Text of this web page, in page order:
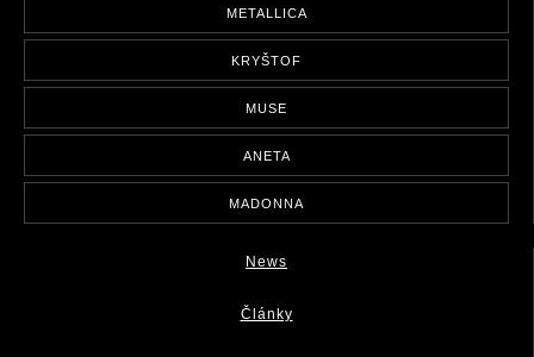
METALLICA
KRYŠTOF
MUSE
ANETA
MADONNA
News
Články